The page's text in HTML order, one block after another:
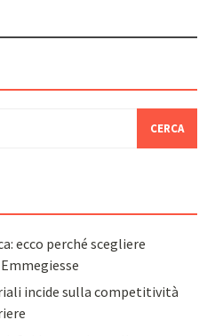
ecco perché scegliere
incide sulla competitività